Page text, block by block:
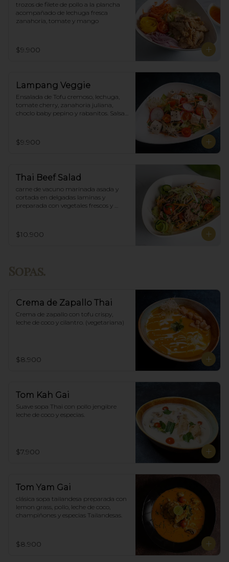
trozos de filete de pollo a la plancha
acompañado de lechuga fresca
zanahoria, tomate y mango
$9.900
Lampang Veggie
Ensalada de Tofu cremoso, lechuga,
tomate cherry, zanahoria juliana,
choclo baby pepino y rabanitos. Salsa
$9.900
Thai Beef Salad
carne de vacuno marinada asada y
cortada en delgadas laminas y
preparada con vegetales frescos y
$10.900
Crema de Zapallo Thai
Crema de zapallo con tofu crispy,
leche de coco y cilantro. (vegetariana)
$8.900
Tom Kah Gai
Suave sopa Thai con pollo jengibre
leche de coco y especias.
$7.900
Tom Yam Gai
clásica sopa tailandesa preparada con
lemon grass, pollo, leche de coco,
champiñones y especias Tailandesas.
$8.900